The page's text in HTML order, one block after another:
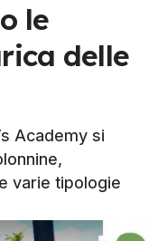
le
delle
Academy si
varie tipologie